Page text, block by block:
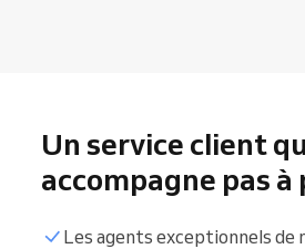
Un service client
accompagne pas à
Les agents exceptionnels de